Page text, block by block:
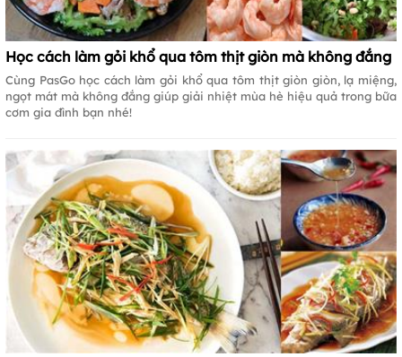
Học cách làm gỏi khổ qua tôm thịt giòn mà không đắng
Cùng PasGo học cách làm gỏi khổ qua tôm thịt giòn giòn, lạ miệng,
ngọt mát mà không đắng giúp giải nhiệt mùa hè hiệu quả trong bữa
cơm gia đình bạn nhé!